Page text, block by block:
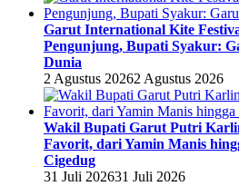
Garut International Kite
Pengunjung, Bupati Syakur:
Dunia
2 Agustus 20262 Agustus 2026
Wakil Bupati Garut Putri
Favorit, dari Yamin Manis
Cigedug
31 Juli 202631 Juli 2026